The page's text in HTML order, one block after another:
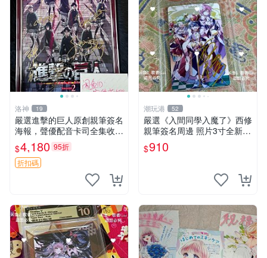
洛神 19
嚴選進擊的巨人原創親筆簽名
海報，聲優配音卡司全集收藏
推薦 艾倫、三笠、阿明、埃
爾文巨細靡遺肖像照
$4,180 95折
折扣碼
潮玩港 52
嚴選《入間同學入魔了》西修
親筆簽名周邊 照片3寸全新含
卡磚 收藏推薦 鏡像照片 周邊
收藏
$910